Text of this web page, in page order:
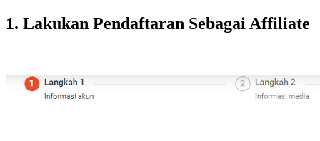
1. Lakukan Pendaftaran Sebagai Affiliate